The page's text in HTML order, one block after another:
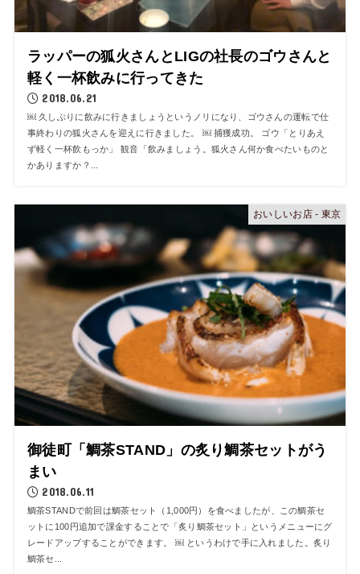
ラッパーの狐火さんとLIGの社長のゴウさんと
軽く一杯飲みに行ってきた
2018.06.21
￼ 久しぶりに飲みに行きましょうというノリになり、ゴウさんの運転で仕
事終わりの狐火さんを迎えに行きました。 ￼ 捕獲成功。 ゴウ「とりあえ
ず軽く一杯飲もっか」 観音「飲みましょう。狐火さん何か食べたいものと
かありますか？...
おいしいお店 - 東京
御徒町「鯛茶STAND」の炙り鯛茶セットがう
まい
2018.06.11
鯛茶STANDで前回は鯛茶セット（1,000円）を食べましたが、この鯛茶セ
ットに100円追加で課金することで「炙り鯛茶セット」というメニューにグ
レードアップすることができます。 ￼ というわけで手に入れました。炙り
鯛茶セ...